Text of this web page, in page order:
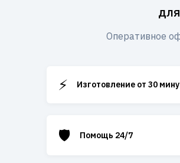
Оперативное
⚡ Изготовление от 30
🛡️ Помощь 24/7